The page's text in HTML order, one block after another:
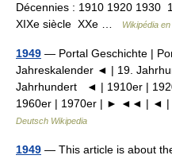
Décennies : 1910 1920 1930
XIXe siècle XXe …
Wikipédia
1949 — Portal Geschichte |
Jahreskalender ◄ | 19.
Jahrhundert ◄ | 1910er |
1960er | 1970er | ► ◄◄ | ◄ |
Deutsch Wikipedia
1949 — This article is about